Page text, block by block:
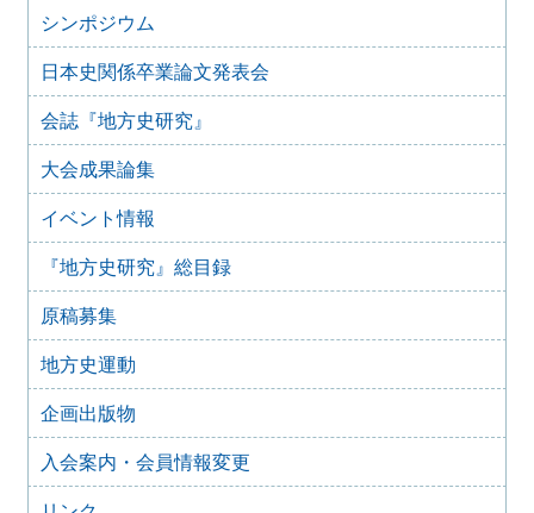
『地方史研究』432号 第74巻第6号 2024年12月
『地方史研究』431号 第74巻第5号 2024年10月
2024年11月20日
『地方史研究』430号 第74巻第4号 2024年8月
2024年6月4日
『地方史研究』429号 第75巻第3号 2024年6月
2024年6月4日
『地方史研究』428号 第74巻第2号 2024年4月
2024年6月4日
『地方史研究』427号 第74巻第1号 2024年2月
2023年12月24日
『地方史研究』426号 第73巻第6号 2023年12月
『地方史研究』425号 第73巻第5号 2023年10月
2023年8月15日
『地方史研究』424号 第73巻第4号 2023年8月
シンポジウム
日本史関係卒業論文発表会
会誌『地方史研究』
大会成果論集
イベント情報
『地方史研究』総目録
原稿募集
地方史運動
企画出版物
入会案内・会員情報変更